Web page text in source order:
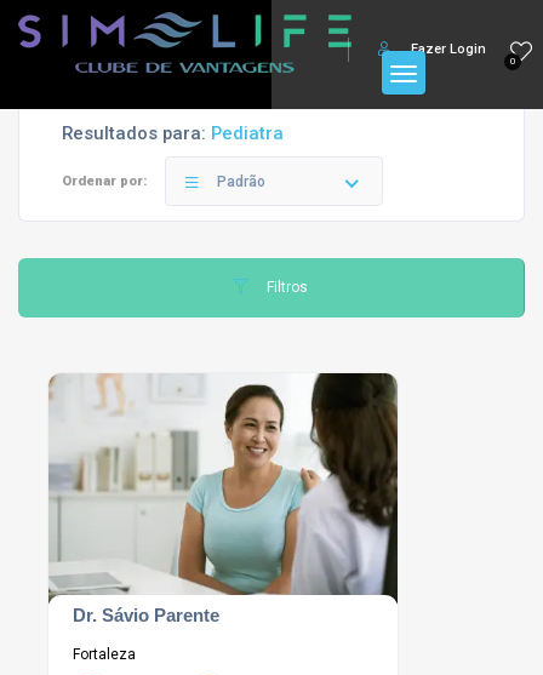
0
Fazer Login
Resultados para: Pediatra
Ordenar por: Padrão
Filtros
Dr. Sávio Parente
Fortaleza